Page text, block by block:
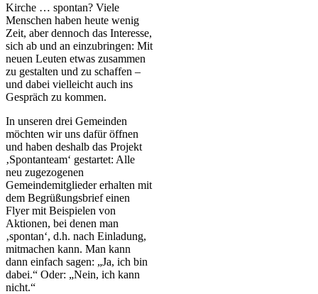
Kirche … spontan? Viele
Menschen haben heute wenig
Zeit, aber dennoch das Interesse,
sich ab und an einzubringen: Mit
neuen Leuten etwas zusammen
zu gestalten und zu schaffen –
und dabei vielleicht auch ins
Gespräch zu kommen.
In unseren drei Gemeinden
möchten wir uns dafür öffnen
und haben deshalb das Projekt
‚Spontanteam‘ gestartet: Alle
neu zugezogenen
Gemeindemitglieder erhalten mit
dem Begrüßungsbrief einen
Flyer mit Beispielen von
Aktionen, bei denen man
‚spontan‘, d.h. nach Einladung,
mitmachen kann. Man kann
dann einfach sagen: „Ja, ich bin
dabei.“ Oder: „Nein, ich kann
nicht.“